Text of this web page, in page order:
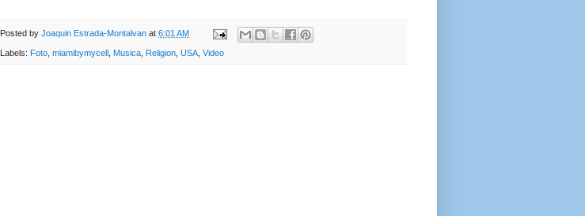
Posted by Joaquin Estrada-Montalvan at 6:01 AM
Labels: Foto miamibymycell Musica Religion USA Video